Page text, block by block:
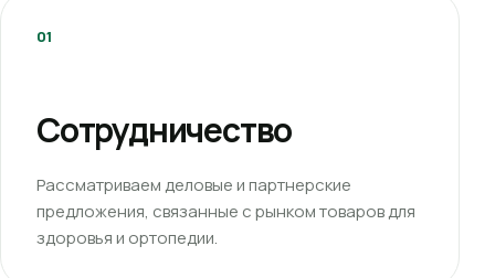
01
Сотрудничество
Рассматриваем деловые и партнерские
предложения, связанные с рынком товаров для
здоровья и ортопедии.